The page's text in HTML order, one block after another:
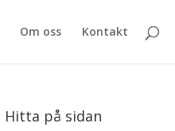
Om oss Kontakt
Hitta på sidan